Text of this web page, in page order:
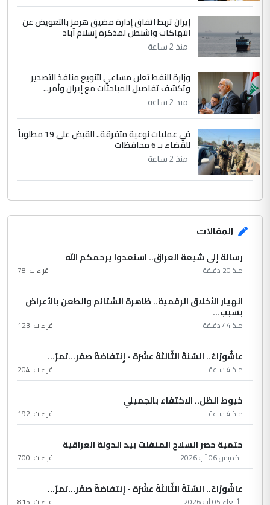
إيران تربط اتفاق إدارة مضيق هرمز بالتعويض عن
انتهاكات واشنطن لمذكرة إسلام آباد
منذ 2 ساعة
وزارة النفط تعلن مساعي لتنويع منافذ التصدير
وتكشف تفاصيل المباحثات مع إيران وأمر...
منذ 2 ساعة
في عمليات نوعية متفرقة.. القبض على 19 مطلوباً
للقضاء بـ 6 محافظات
منذ 2 ساعة
المقالات
رسالة إلى شيعة العراق.. استعدوا يرحمكم الله
منذ 20 دقيقة قراءات :78
انهيار الأخلاق الرقمية.. ظاهرة الشتائم والطعن بالأعراض
بسبب...
منذ 44 دقيقة قراءات :123
عاشُورْاءُ.. السّنَةُ الثّالثةَ عشَرَة - إِنتفاضةُ صفَر…تمرّ...
منذ 4 ساعة قراءات :204
خيوط الظل.. الاكتفاء بالجميلي
منذ 4 ساعة قراءات :192
حتمية حصر السلاح المنفلت بيد الدولة العراقية
الخميس 06 آب 2026 قراءات :700
عاشُورْاءُ.. السّنَةُ الثّالثةَ عشَرَة - إِنتفاضةُ صفَر…تمرّ...
الأربعاء 05 آب 2026 قراءات :815